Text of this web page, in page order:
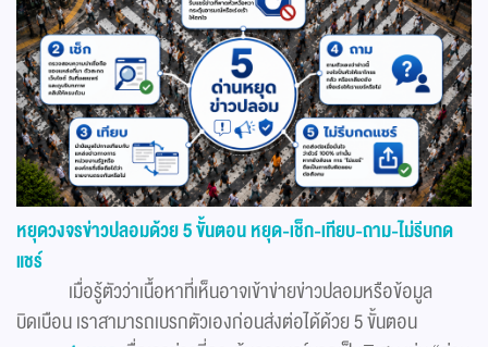
หยุดวงจรข่าวปลอมด้วย 5 ขั้นตอน หยุด-เช็ก-เทียบ-ถาม-ไม่รีบกด
แชร์
เมื่อรู้ตัวว่าเนื้อหาที่เห็นอาจเข้าข่ายข่าวปลอมหรือข้อมูล
บิดเบือน เราสามารถเบรกตัวเองก่อนส่งต่อได้ด้วย 5 ขั้นตอน